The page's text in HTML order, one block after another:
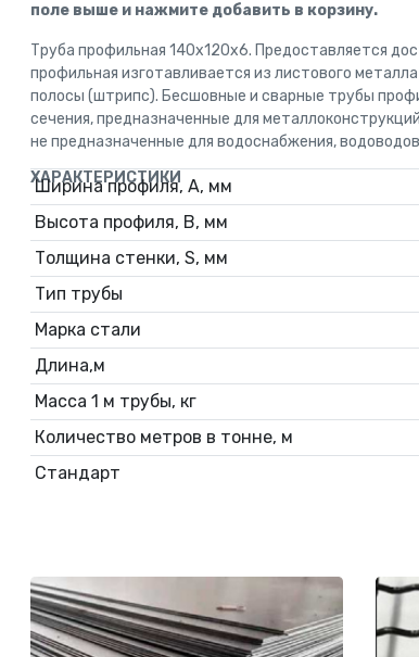
поле выше и нажмите добавить в корзину.
Труба профильная 140x120x6. Предоставляется
профильная изготавливается из листового
полосы (штрипс). Бесшовные и сварные трубы
сечения, предназначенные для
не предназначенные для водоснабжения,
ХАРАКТЕРИСТИКИ
Ширина профиля, А, мм
Высота профиля, В, мм
Толщина стенки, S, мм
Тип трубы
Марка стали
Длина,м
Масса 1 м трубы, кг
Количество метров в тонне, м
Стандарт